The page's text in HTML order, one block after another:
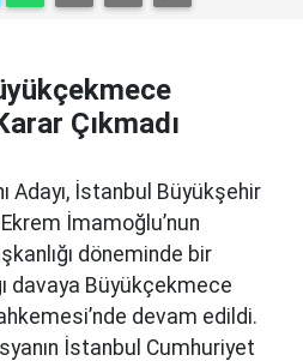
Çıkmadı
Adayı, İstanbul Büyükşehir
İmamoğlu’nun
döneminde bir
davaya Büyükçekmece
devam edildi.
İstanbul Cumhuriyet